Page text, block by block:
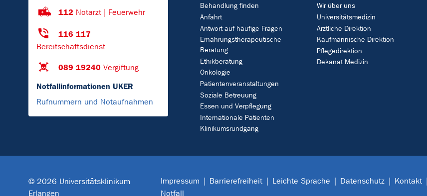
112 Notarzt | Feuerwehr
116 117
Bereitschaftsdienst
089 19240 Vergiftung
Notfallinformationen UKER
Rufnummern und Notaufnahmen
Behandlung finden
Anfahrt
Antwort auf häufige Fragen
Ernährungstherapeutische
Beratung
Ethikberatung
Onkologie
Patientenveranstaltungen
Soziale Betreuung
Essen und Verpflegung
Internationale Patienten
Klinikumsrundgang
Wir über uns
Universitätsmedizin
Ärztliche Direktion
Kaufmännische Direktion
Pflegedirektion
Dekanat Medizin
© 2026 Universitätsklinikum
Erlangen
Impressum Barrierefreiheit Leichte Sprache Datenschutz Kontakt
Notfall